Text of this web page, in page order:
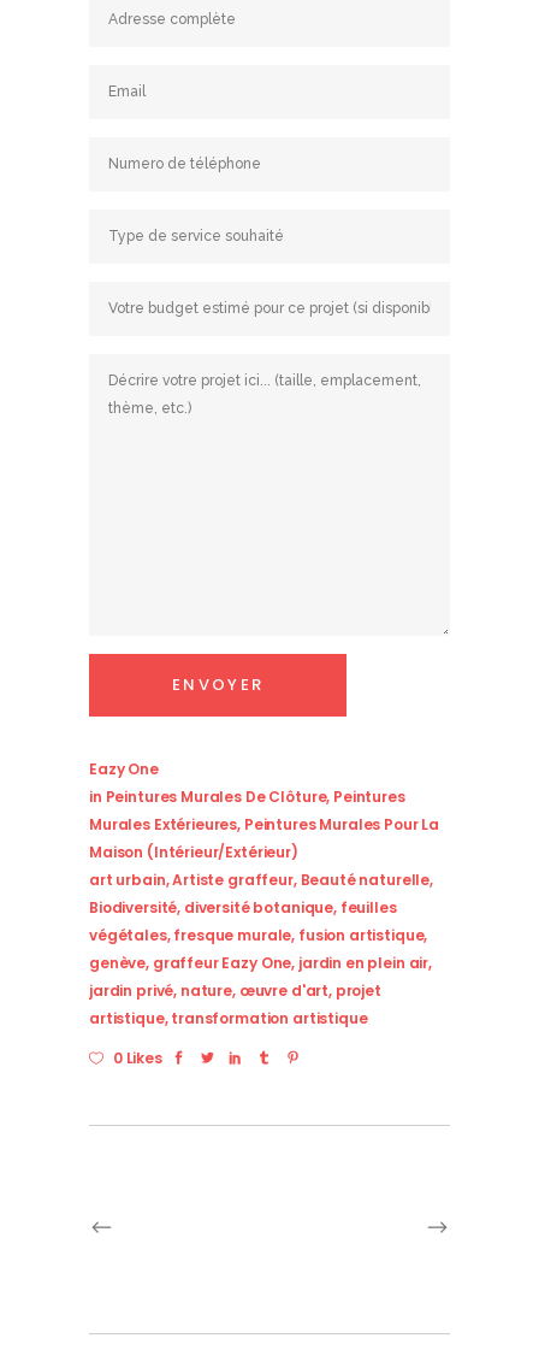
Eazy One
in Peintures Murales De Clôture, Peintures
Murales Extérieures, Peintures Murales Pour La
Maison (intérieur/extérieur)
art urbain,Artiste graffeur, Beauté naturelle,
Biodiversité, diversité botanique, feuilles
végétales,fresque murale, fusion artistique,
genève, graffeur Eazy One, jardin en plein air,
jardin privé, nature, œuvre d'art, projet
artistique,transformation artistique
0 Likes